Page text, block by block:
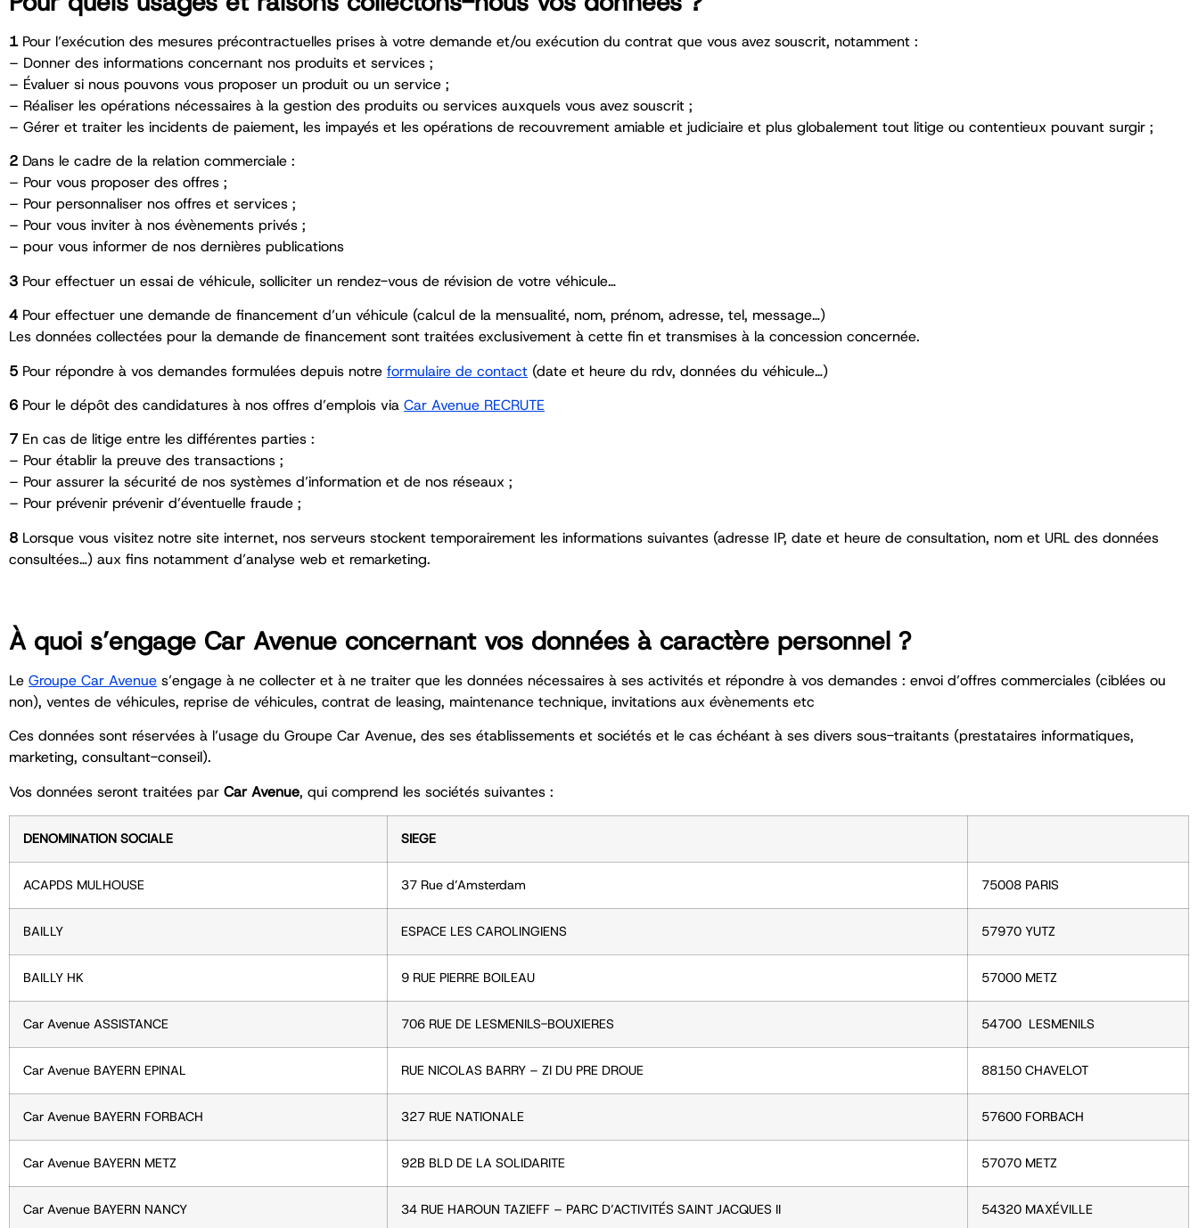
1Pour l’exécution des mesures précontractuelles prises à votre demande et/ou exécution du contrat que vous avez souscrit, notamment :
– Donner des informations concernant nos produits et services ;
– Évaluer si nous pouvons vous proposer un produit ou un service ;
– Réaliser les opérations nécessaires à la gestion des produits ou services auxquels vous avez souscrit ;
– Gérer et traiter les incidents de paiement, les impayés et les opérations de recouvrement amiable et judiciaire et plus globalement tout litige ou contentieux pouvant surgir ;
2 Dans le cadre de la relation commerciale :
– Pour vous proposer des offres ;
– Pour personnaliser nos offres et services ;
– Pour vous inviter à nos évènements privés ;
– pour vous informer de nos dernières publications
3 Pour effectuer un essai de véhicule, solliciter un rendez-vous de révision de votre véhicule…
4 Pour effectuer une demande de financement d’un véhicule (calcul de la mensualité, nom, prénom, adresse, tel, message…)
Les données collectées pour la demande de financement sont traitées exclusivement à cette fin et transmises à la concession concernée.
5 Pour répondre à vos demandes formulées depuis notre formulaire de contact (date et heure du rdv, données du véhicule…)
6 Pour le dépôt des candidatures à nos offres d’emplois via Car Avenue RECRUTE
7 En cas de litige entre les différentes parties :
– Pour établir la preuve des transactions ;
– Pour assurer la sécurité de nos systèmes d’information et de nos réseaux ;
– Pour prévenir prévenir d’éventuelle fraude ;
8 Lorsque vous visitez notre site internet, nos serveurs stockent temporairement les informations suivantes (adresse IP, date et heure de consultation, nom et URL des données
consultées…) aux fins notamment d’analyse web et remarketing.
À quoi s’engage Car Avenue concernant vos données à caractère personnel ?
Le Groupe Car Avenue s’engage à ne collecter et à ne traiter que les données nécessaires à ses activités et répondre à vos demandes : envoi d’offres commerciales (ciblées ou
non), ventes de véhicules, reprise de véhicules, contrat de leasing, maintenance technique, invitations aux évènements etc
Ces données sont réservées à l’usage du Groupe Car Avenue, des ses établissements et sociétés et le cas échéant à ses divers sous-traitants (prestataires informatiques,
marketing, consultant-conseil).
Vos données seront traitées par Car Avenue, qui comprend les sociétés suivantes :
DENOMINATION SOCIALE SIEGE
ACAPDS MULHOUSE 37 Rue d’Amsterdam 75008 PARIS
BAILLY ESPACE LES CAROLINGIENS 57970 YUTZ
BAILLY HK 9 RUE PIERRE BOILEAU 57000 METZ
Car Avenue ASSISTANCE 706 RUE DE LESMENILS-BOUXIERES 54700 LESMENILS
Car Avenue BAYERN EPINAL RUE NICOLAS BARRY – ZI DU PRE DROUE 88150 CHAVELOT
Car Avenue BAYERN FORBACH 327 RUE NATIONALE 57600 FORBACH
Car Avenue BAYERN METZ 92B BLD DE LA SOLIDARITE 57070 METZ
Car Avenue BAYERN NANCY 34 RUE HAROUN TAZIEFF – PARC D’ACTIVITÉS SAINT JACQUES II 54320 MAXÉVILLE